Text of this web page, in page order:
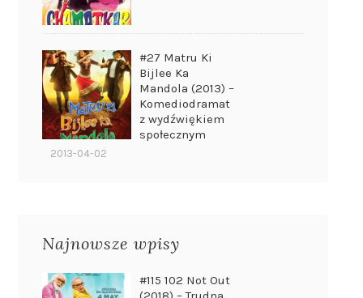
#27 Matru Ki
Bijlee Ka
Mandola (2013) –
Komediodramat
z wydźwiękiem
społecznym
2013-04-02
Najnowsze wpisy
#115 102 Not Out